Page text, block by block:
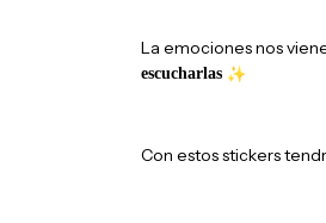
La emociones nos
escucharlas
Con estos stickers